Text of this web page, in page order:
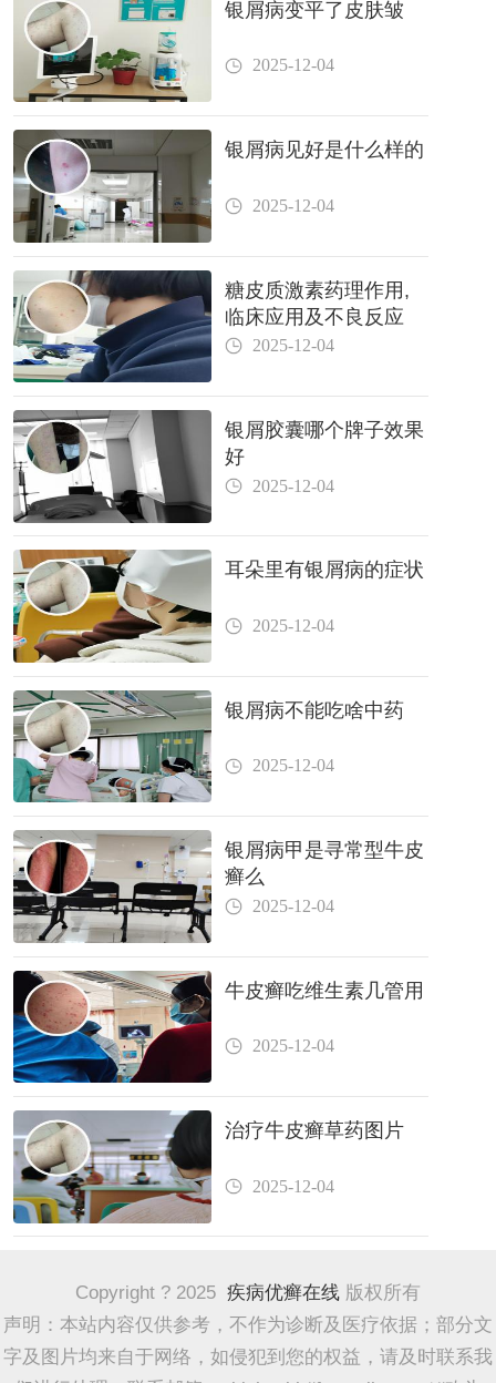
银屑病变平了皮肤皱
2025-12-04
银屑病见好是什么样的
2025-12-04
糖皮质激素药理作用,
临床应用及不良反应
2025-12-04
银屑胶囊哪个牌子效果
好
2025-12-04
耳朵里有银屑病的症状
2025-12-04
银屑病不能吃啥中药
2025-12-04
银屑病甲是寻常型牛皮
癣么
2025-12-04
牛皮癣吃维生素几管用
2025-12-04
治疗牛皮癣草药图片
2025-12-04
Copyright ? 2025 疾病优癣在线 版权所有
声明：本站内容仅供参考，不作为诊断及医疗依据；部分文
字及图片均来自于网络，如侵犯到您的权益，请及时联系我